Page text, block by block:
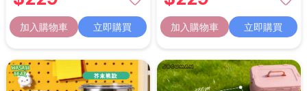
加入購物車 立即購買 加入購物車 立即購買